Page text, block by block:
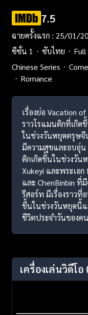
7.5
ฉายครั้งแรก : 25/01/
ซีซั่น 1
ซับไทย
Full
Chinese Series
Romance
เรื่องย่อ Vacation
ราวโรแมนติกที่เกิด
ในช่วงวันหยุดตรุษจี
มีความสุขและอบอุ่น
ติกเกิดขึ้นในช่วงวัน
Xukeyi และพระเอ
และ ChenBinbin ที่
รีสอร์ท มีเรื่องราวที่
ขึ้นในช่วงวันหยุดนี้แ
ชีวิตประจำวันของค
เครื่องเล่นวิดีโอ